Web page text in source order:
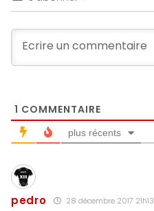
1 COMMENTAIRE
plus récents
pedro 28 décembre 2017 21h13